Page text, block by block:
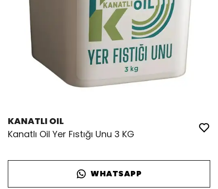
KANATLI OIL
Kanatlı Oil Yer Fıstığı Unu 3 KG
WHATSAPP